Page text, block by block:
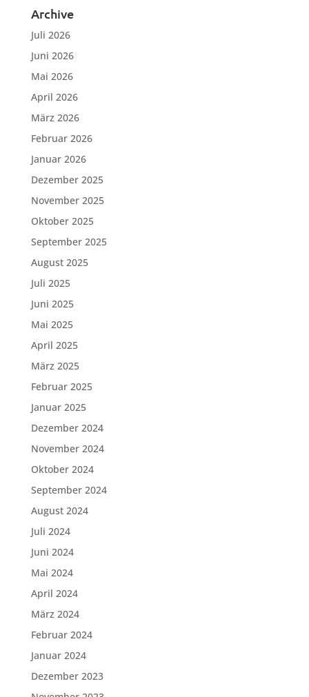
Archive
Juli 2026
Juni 2026
Mai 2026
April 2026
März 2026
Februar 2026
Januar 2026
Dezember 2025
November 2025
Oktober 2025
September 2025
August 2025
Juli 2025
Juni 2025
Mai 2025
April 2025
März 2025
Februar 2025
Januar 2025
Dezember 2024
November 2024
Oktober 2024
September 2024
August 2024
Juli 2024
Juni 2024
Mai 2024
April 2024
März 2024
Februar 2024
Januar 2024
Dezember 2023